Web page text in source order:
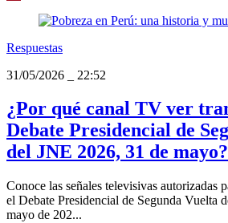
Respuestas
31/05/2026
22:52
¿Por qué canal TV ver
Debate Presidencial de
del JNE 2026, 31 de mayo?
Conoce las señales televisivas autorizadas
el Debate Presidencial de Segunda Vuelta
mayo de 202...